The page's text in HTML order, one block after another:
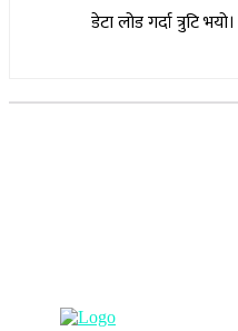
डेटा लोड गर्दा त्रुटि